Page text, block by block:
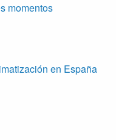
momentos
en España